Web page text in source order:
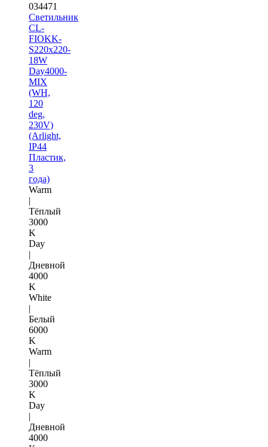
034471
Светильник
CL-
FIOKK-
S220x220-
18W
Day4000-
MIX
(WH,
120
deg,
230V)
(Arlight,
IP44
Пластик,
3
года)
Warm
|
Тёплый
3000
K
Day
|
Дневной
4000
K
White
|
Белый
6000
K
Warm
|
Тёплый
3000
K
Day
|
Дневной
4000